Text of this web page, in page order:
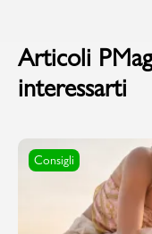
Articoli
interessarti
Consigli